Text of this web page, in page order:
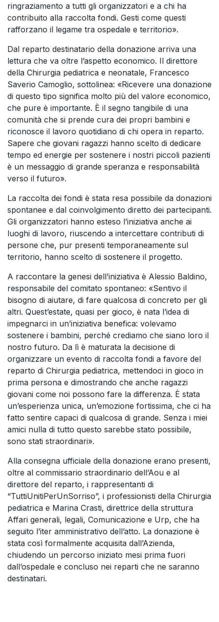
ringraziamento a tutti gli organizzatori e a chi ha
contribuito alla raccolta fondi. Gesti come questi
rafforzano il legame tra ospedale e territorio».
Dal reparto destinatario della donazione arriva una
lettura che va oltre l’aspetto economico. Il direttore
della Chirurgia pediatrica e neonatale, Francesco
Saverio Camoglio, sottolinea: «Ricevere una donazione
di questo tipo significa molto più del valore economico,
che pure è importante. È il segno tangibile di una
comunità che si prende cura dei propri bambini e
riconosce il lavoro quotidiano di chi opera in reparto.
Sapere che giovani ragazzi hanno scelto di dedicare
tempo ed energie per sostenere i nostri piccoli pazienti
è un messaggio di grande speranza e responsabilità
verso il futuro».
La raccolta dei fondi è stata resa possibile da donazioni
spontanee e dal coinvolgimento diretto dei partecipanti.
Gli organizzatori hanno esteso l’iniziativa anche ai
luoghi di lavoro, riuscendo a intercettare contributi di
persone che, pur presenti temporaneamente sul
territorio, hanno scelto di sostenere il progetto.
A raccontare la genesi dell’iniziativa è Alessio Baldino,
responsabile del comitato spontaneo: «Sentivo il
bisogno di aiutare, di fare qualcosa di concreto per gli
altri. Quest’estate, quasi per gioco, è nata l’idea di
impegnarci in un’iniziativa benefica: volevamo
sostenere i bambini, perché crediamo che siano loro il
nostro futuro. Da lì è maturata la decisione di
organizzare un evento di raccolta fondi a favore del
reparto di Chirurgia pediatrica, mettendoci in gioco in
prima persona e dimostrando che anche ragazzi
giovani come noi possono fare la differenza. È stata
un’esperienza unica, un’emozione fortissima, che ci ha
fatto sentire capaci di qualcosa di grande. Senza i miei
amici nulla di tutto questo sarebbe stato possibile,
sono stati straordinari».
Alla consegna ufficiale della donazione erano presenti,
oltre al commissario straordinario dell’Aou e al
direttore del reparto, i rappresentanti di
“TuttiUnitiPerUnSorriso”, i professionisti della Chirurgia
pediatrica e Marina Crasti, direttrice della struttura
Affari generali, legali, Comunicazione e Urp, che ha
seguito l’iter amministrativo dell’atto. La donazione è
stata così formalmente acquisita dall’Azienda,
chiudendo un percorso iniziato mesi prima fuori
dall’ospedale e concluso nei reparti che ne saranno
destinatari.